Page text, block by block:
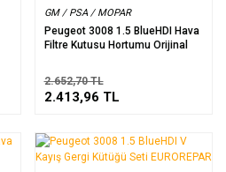
GM / PSA / MOPAR
Peugeot 3008 1.5 BlueHDI Hava
Filtre Kutusu Hortumu Orijinal
2.652,70 TL
2.413,96 TL